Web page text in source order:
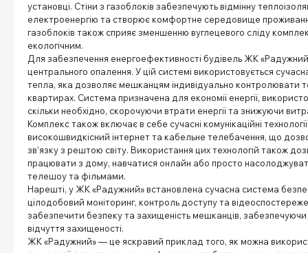
установці. Стіни з газоблоків забезпечують відмінну
електроенергію та створює комфортне середовище
газоблоків також сприяє зменшенню вуглецевого сліду
екологічним.
Для забезпечення енергоефективності будівель ЖК
центрального опалення. У цій системі використовується
тепла, яка дозволяє мешканцям індивідуально контролювати
квартирах. Система призначена для економії енергії,
скільки необхідно, скорочуючи втрати енергії та знижуючи
Комплекс також включає в себе сучасні комунікаційні
високошвидкісний інтернет та кабельне телебачення, що
зв’язку з рештою світу. Використання цих технологій також
працювати з дому, навчатися онлайн або просто
телешоу та фільмами.
Нарешті, у ЖК «Радужний» встановлена сучасна система
цілодобовий моніторинг, контроль доступу та
забезпечити безпеку та захищеність мешканців,
відчуття захищеності.
ЖК «Радужний» — це яскравий приклад того, як можна